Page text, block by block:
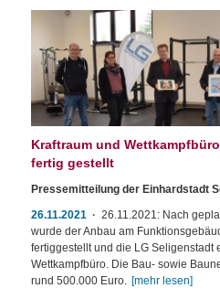
Kraftraum und
fertig gestellt
Pressemitteilung der Einhardstadt
26.11.2021
26.11.2021: Nach
wurde der Anbau am
fertiggestellt und die LG Seligenstadt
Wettkampfbüro. Die Bau- sowie
rund 500.000 Euro. [mehr lesen]